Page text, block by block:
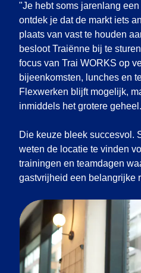
"Je hebt soms jarenlang
ontdek je dat de markt iets
plaats van vast te houden
besloot Traiënne bij te
focus van Trai WORKS op
bijeenkomsten, lunches en
Flexwerken blijft mogelijk,
inmiddels het grotere geheel.
Die keuze bleek succesvol.
weten de locatie te vinden
trainingen en teamdagen
gastvrijheid een belangrijke